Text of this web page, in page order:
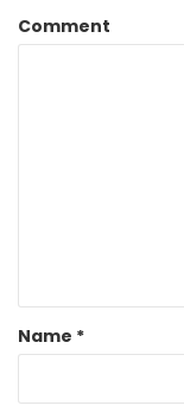
Comment
Name *